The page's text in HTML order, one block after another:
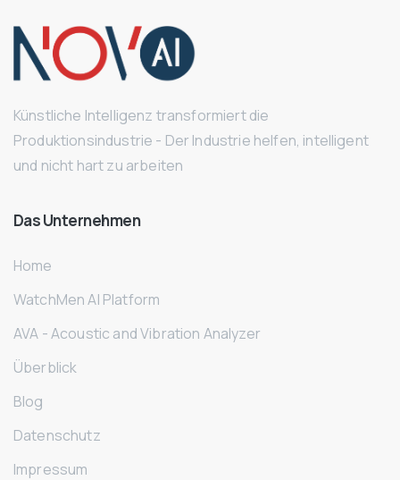
Künstliche Intelligenz transformiert die
Produktionsindustrie - Der Industrie helfen, intelligent
und nicht hart zu arbeiten
DasUnternehmen
Home
WatchMen AI Platform
AVA - Acoustic and Vibration Analyzer
Überblick
Blog
Datenschutz
Impressum